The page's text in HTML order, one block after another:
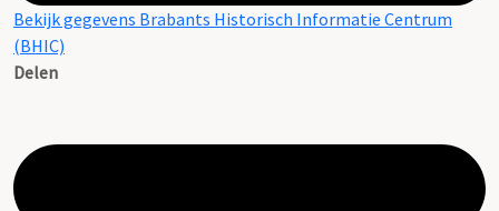
Bekijk gegevens Brabants Historisch Informatie Centrum
(BHIC)
Delen